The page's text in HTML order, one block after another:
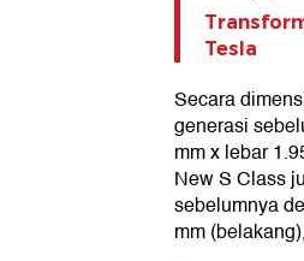
Tesla
Secara
generasi
mm x lebar
New S Class
sebelumnya
mm